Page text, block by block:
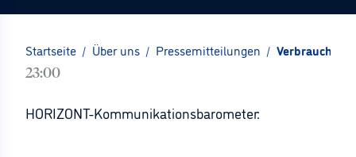
Startseite / Über uns / Pressemitteilungen / Verbraucher
23:00
HORIZONT-Kommunikationsbarometer: